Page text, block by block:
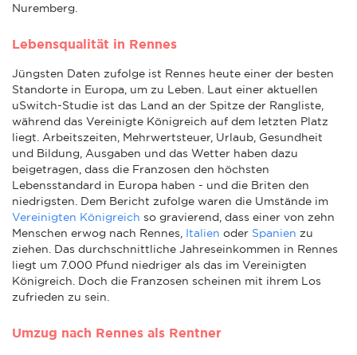
Nuremberg.
Lebensqualität in Rennes
Jüngsten Daten zufolge ist Rennes heute einer der besten
Standorte in Europa, um zu Leben. Laut einer aktuellen
uSwitch-Studie ist das Land an der Spitze der Rangliste,
während das Vereinigte Königreich auf dem letzten Platz
liegt. Arbeitszeiten, Mehrwertsteuer, Urlaub, Gesundheit
und Bildung, Ausgaben und das Wetter haben dazu
beigetragen, dass die Franzosen den höchsten
Lebensstandard in Europa haben - und die Briten den
niedrigsten. Dem Bericht zufolge waren die Umstände im
Vereinigten Königreich so gravierend, dass einer von zehn
Menschen erwog nach Rennes, Italien oder Spanien zu
ziehen. Das durchschnittliche Jahreseinkommen in Rennes
liegt um 7.000 Pfund niedriger als das im Vereinigten
Königreich. Doch die Franzosen scheinen mit ihrem Los
zufrieden zu sein.
Umzug nach Rennes als Rentner